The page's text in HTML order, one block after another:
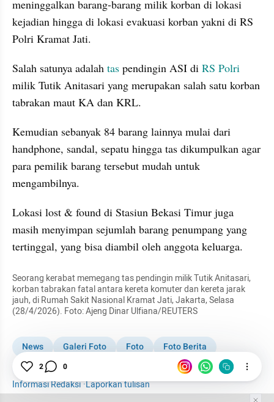
meninggalkan barang-barang milik korban di lokasi
kejadian hingga di lokasi evakuasi korban yakni di RS
Polri Kramat Jati.
Salah satunya adalah tas pendingin ASI di RS Polri
milik Tutik Anitasari yang merupakan salah satu korban
tabrakan maut KA dan KRL.
Kemudian sebanyak 84 barang lainnya mulai dari
handphone, sandal, sepatu hingga tas dikumpulkan agar
para pemilik barang tersebut mudah untuk
mengambilnya.
Lokasi lost & found di Stasiun Bekasi Timur juga
masih menyimpan sejumlah barang penumpang yang
tertinggal, yang bisa diambil oleh anggota keluarga.
Seorang kerabat memegang tas pendingin milik Tutik Anitasari,
korban tabrakan fatal antara kereta komuter dan kereta jarak
jauh, di Rumah Sakit Nasional Kramat Jati, Jakarta, Selasa
(28/4/2026). Foto: Ajeng Dinar Ulfiana/REUTERS
News Galeri Foto Foto
Foto Berita
KA Tabrak KRL di Bekasi Timur
RS Polri
Informasi Redaksi·Laporkan tulisan
2 0